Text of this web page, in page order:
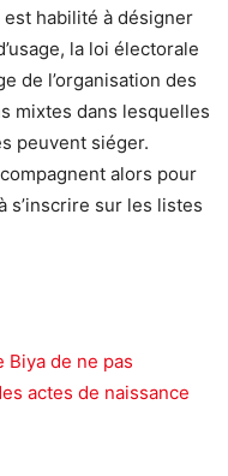
habilité à désigner
la loi électorale
de l’organisation des
mixtes dans lesquelles
peuvent siéger.
alors pour
s’inscrire sur les listes
Biya de ne pas
actes de naissance